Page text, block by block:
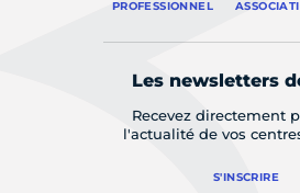
PROFESSIONNEL
Les newsletters
Recevez directement
l'actualité de vos
S'INSCRIRE